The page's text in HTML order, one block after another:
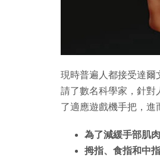
現時普遍人都接受達爾
請了數名科學家，針對
了適應遊戲機手把，進
為了減緩手部肌
拇指、食指和中